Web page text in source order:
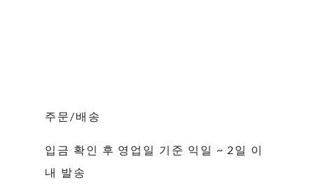
주문/배송
입금 확인 후 영업일 기준 익일 ~ 2일 이
내 발송